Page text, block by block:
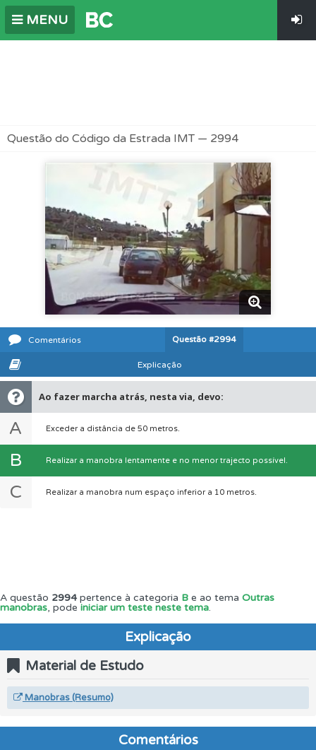
MENU
Questão do Código da Estrada IMT — 2994
Comentários Questão #2994
Explicação
Ao fazer marcha atrás, nesta via, devo:
A Exceder a distância de 50 metros.
B Realizar a manobra lentamente e no menor trajecto possível.
C Realizar a manobra num espaço inferior a 10 metros.
A questão 2994pertence à categoria B e ao tema Outras
manobras, pode iniciar um teste neste tema.
Explicação
Material de Estudo
Manobras (Resumo)
Comentários